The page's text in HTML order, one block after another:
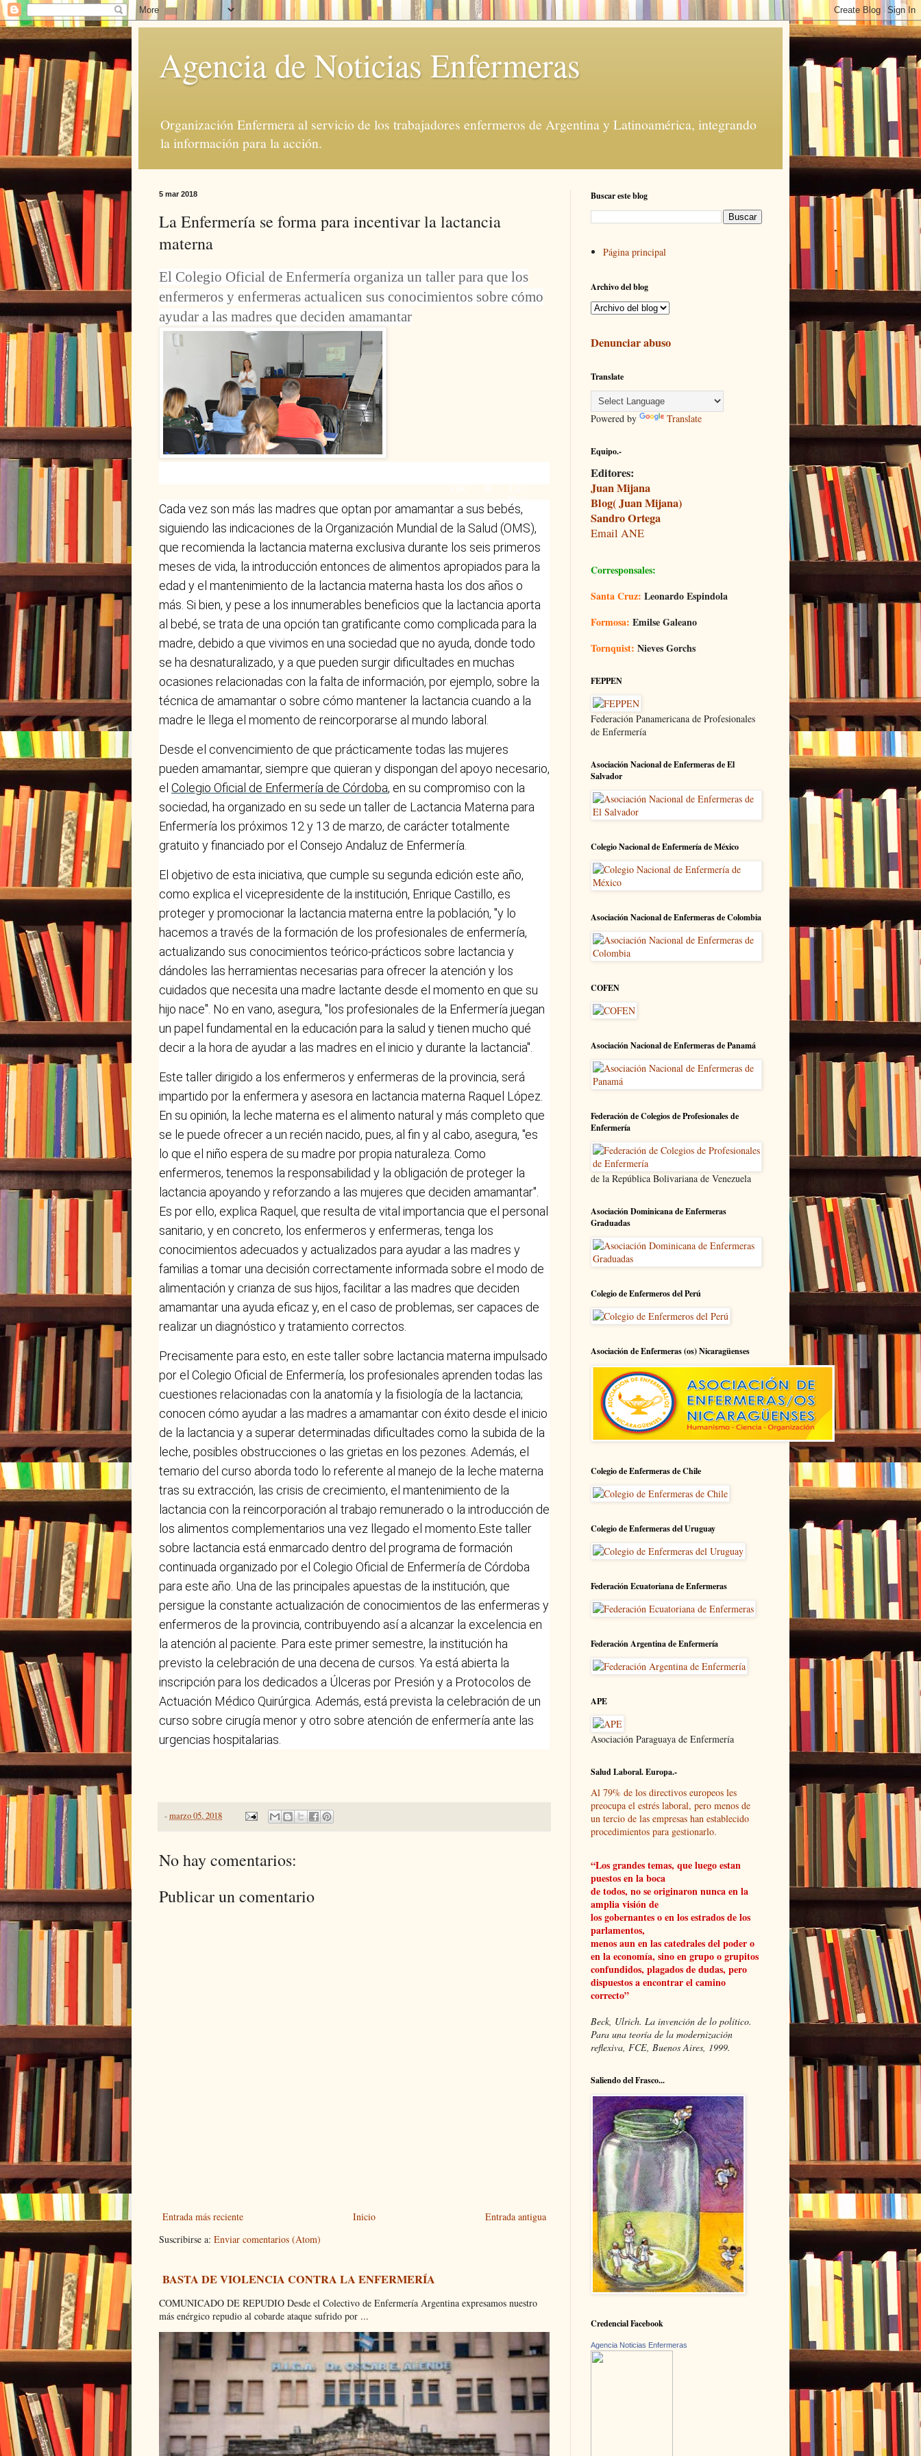
Agencia de Noticias Enfermeras
Organización Enfermera al servicio de los trabajadores enfermeros de Argentina y Latinoamérica, integrando
la información para la acción.
5 mar 2018
La Enfermería se forma para incentivar la lactancia
materna
El Colegio Oficial de Enfermería organiza un taller para que los
enfermeros y enfermeras actualicen sus conocimientos sobre cómo
ayudar a las madres que deciden amamantar
S
Cada vez son más las madres que optan por amamantar a sus bebés,
siguiendo las indicaciones de la Organización Mundial de la Salud (OMS),
que recomienda la lactancia materna exclusiva durante los seis primeros
meses de vida, la introducción entonces de alimentos apropiados para la
edad y el mantenimiento de la lactancia materna hasta los dos años o
más. Si bien, y pese a los innumerables beneficios que la lactancia aporta
al bebé, se trata de una opción tan gratificante como complicada para la
madre, debido a que vivimos en una sociedad que no ayuda, donde todo
se ha desnaturalizado, y a que pueden surgir dificultades en muchas
ocasiones relacionadas con la falta de información, por ejemplo, sobre la
técnica de amamantar o sobre cómo mantener la lactancia cuando a la
madre le llega el momento de reincorporarse al mundo laboral.
Desde el convencimiento de que prácticamente todas las mujeres
pueden amamantar, siempre que quieran y dispongan del apoyo necesario,
el Colegio Oficial de Enfermería de Córdoba, en su compromiso con la
sociedad, ha organizado en su sede un taller de Lactancia Materna para
Enfermería los próximos 12 y 13 de marzo, de carácter totalmente
gratuito y financiado por el Consejo Andaluz de Enfermería.
El objetivo de esta iniciativa, que cumple su segunda edición este año,
como explica el vicepresidente de la institución, Enrique Castillo, es
proteger y promocionar la lactancia materna entre la población, "y lo
hacemos a través de la formación de los profesionales de enfermería,
actualizando sus conocimientos teórico-prácticos sobre lactancia y
dándoles las herramientas necesarias para ofrecer la atención y los
cuidados que necesita una madre lactante desde el momento en que su
hijo nace". No en vano, asegura, "los profesionales de la Enfermería juegan
un papel fundamental en la educación para la salud y tienen mucho qué
decir a la hora de ayudar a las madres en el inicio y durante la lactancia".
Este taller dirigido a los enfermeros y enfermeras de la provincia, será
impartido por la enfermera y asesora en lactancia materna Raquel López.
En su opinión, la leche materna es el alimento natural y más completo que
se le puede ofrecer a un recién nacido, pues, al fin y al cabo, asegura, "es
lo que el niño espera de su madre por propia naturaleza. Como
enfermeros, tenemos la responsabilidad y la obligación de proteger la
lactancia apoyando y reforzando a las mujeres que deciden amamantar".
Es por ello, explica Raquel, que resulta de vital importancia que el personal
sanitario, y en concreto, los enfermeros y enfermeras, tenga los
conocimientos adecuados y actualizados para ayudar a las madres y
familias a tomar una decisión correctamente informada sobre el modo de
alimentación y crianza de sus hijos, facilitar a las madres que deciden
amamantar una ayuda eficaz y, en el caso de problemas, ser capaces de
realizar un diagnóstico y tratamiento correctos.
Precisamente para esto, en este taller sobre lactancia materna impulsado
por el Colegio Oficial de Enfermería, los profesionales aprenden todas las
cuestiones relacionadas con la anatomía y la fisiología de la lactancia;
conocen cómo ayudar a las madres a amamantar con éxito desde el inicio
de la lactancia y a superar determinadas dificultades como la subida de la
leche, posibles obstrucciones o las grietas en los pezones. Además, el
temario del curso aborda todo lo referente al manejo de la leche materna
tras su extracción, las crisis de crecimiento, el mantenimiento de la
lactancia con la reincorporación al trabajo remunerado o la introducción de
los alimentos complementarios una vez llegado el momento.Este taller
sobre lactancia está enmarcado dentro del programa de formación
continuada organizado por el Colegio Oficial de Enfermería de Córdoba
para este año. Una de las principales apuestas de la institución, que
persigue la constante actualización de conocimientos de las enfermeras y
enfermeros de la provincia, contribuyendo así a alcanzar la excelencia en
la atención al paciente. Para este primer semestre, la institución ha
previsto la celebración de una decena de cursos. Ya está abierta la
inscripción para los dedicados a Úlceras por Presión y a Protocolos de
Actuación Médico Quirúrgica. Además, está prevista la celebración de un
curso sobre cirugía menor y otro sobre atención de enfermería ante las
urgencias hospitalarias.
-marzo 05, 2018
No hay comentarios:
Publicar un comentario
Entrada más reciente Entrada antigua
Inicio
Suscribirse a: Enviar comentarios (Atom)
BASTA DE VIOLENCIA CONTRA LA ENFERMERÍA
COMUNICADO DE REPUDIO Desde el Colectivo de Enfermería Argentina expresamos nuestro
más enérgico repudio al cobarde ataque sufrido por ...
Buscar este blog
Página principal
Archivo del blog
Denunciar abuso
Translate
Powered by Translate
Equipo.-
Editores:
Juan Mijana
Blog( Juan Mijana)
Sandro Ortega
Email ANE
Corresponsales:
Santa Cruz: Leonardo Espindola
Formosa: Emilse Galeano
Tornquist: Nieves Gorchs
FEPPEN
Federación Panamericana de Profesionales
de Enfermería
Asociación Nacional de Enfermeras de El
Salvador
Colegio Nacional de Enfermería de México
Asociación Nacional de Enfermeras de Colombia
COFEN
Asociación Nacional de Enfermeras de Panamá
Federación de Colegios de Profesionales de
Enfermería
de la República Bolivariana de Venezuela
Asociación Dominicana de Enfermeras
Graduadas
Colegio de Enfermeros del Perú
Asociación de Enfermeras (os) Nicaragüenses
Colegio de Enfermeras de Chile
Colegio de Enfermeras del Uruguay
Federación Ecuatoriana de Enfermeras
Federación Argentina de Enfermería
APE
Asociación Paraguaya de Enfermería
Salud Laboral. Europa.-
Al 79% de los directivos europeos les
preocupa el estrés laboral, pero menos de
un tercio de las empresas han establecido
procedimientos para gestionarlo.
“Los grandes temas, que luego estan
puestos en la boca
de todos, no se originaron nunca en la
amplia visión de
los gobernantes o en los estrados de los
parlamentos,
menos aun en las catedrales del poder o
en la economía, sino en grupo o grupitos
confundidos, plagados de dudas, pero
dispuestos a encontrar el camino
correcto”
Beck, Ulrich. La invención de lo político.
Para una teoría de la modernización
reflexiva, FCE, Buenos Aires, 1999.
Saliendo del Frasco...
Credencial Facebook
Agencia Noticias Enfermeras